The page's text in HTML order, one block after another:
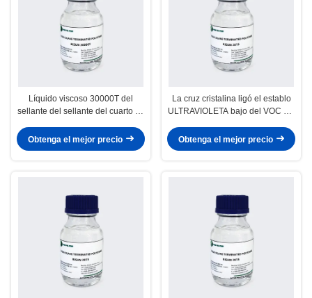
Líquido viscoso 30000T del
sellante del sellante del cuarto de
polímero
Obtenga el mejor precio
La cruz cristalina ligó el establo
ULTRAVIOLETA bajo del VOC del
polímero
Obtenga el mejor precio